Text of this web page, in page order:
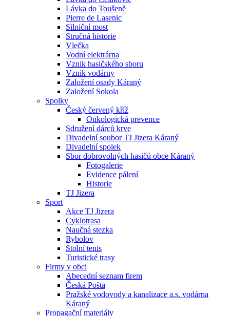
Lávka do Toušeně
Pierre de Lasenic
Silniční most
Stručná historie
Vlečka
Vodní elektrárna
Vznik hasičského sboru
Vznik vodárny
Založení osady Káraný
Založení Sokola
Spolky
Český červený kříž
Onkologická prevence
Sdružení dárců krve
Divadelní soubor TJ Jizera Káraný
Divadelní spolek
Sbor dobrovolných hasičů obce Káraný
Fotogalerie
Evidence pálení
Historie
TJ Jizera
Sport
Akce TJ Jizera
Cyklotrasa
Naučná stezka
Rybolov
Stolní tenis
Turistické trasy
Firmy v obci
Abecední seznam firem
Česká Pošta
Pražské vodovody a kanalizace a.s. vodárna
Káraný
Propagační materiály